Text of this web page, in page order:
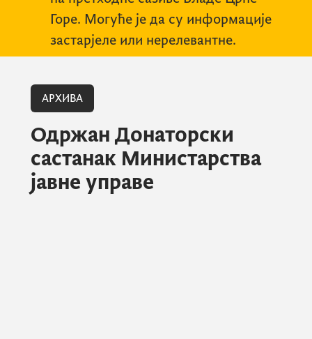
Горе. Могуће је да су информације
застарјеле или нерелевантне.
АРХИВА
Одржан Донаторски
састанак Министарства
јавне управе